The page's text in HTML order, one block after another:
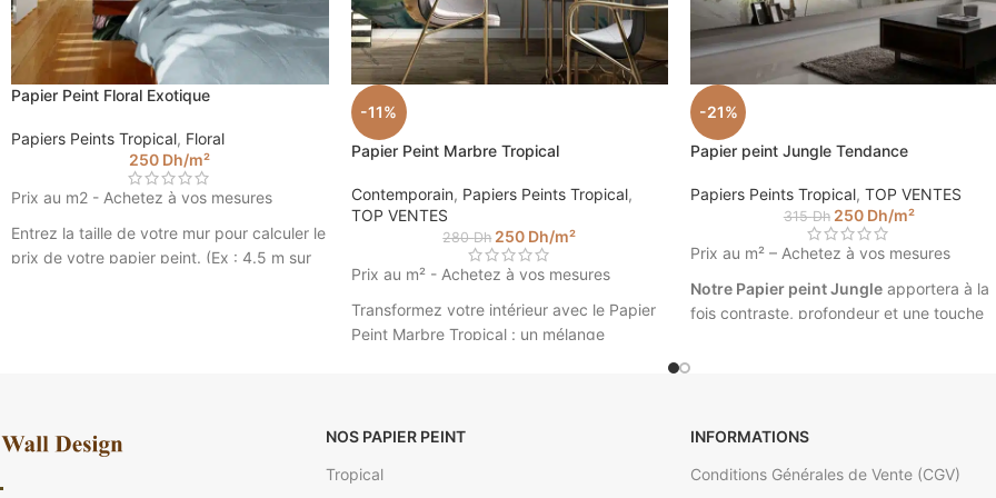
Papier Peint Floral Exotique
Papiers Peints Tropical, Floral
250 Dh/m²
Prix au m2 - Achetez à vos mesures
Entrez la taille de votre mur pour calculer le
prix de votre papier peint. (Ex : 4.5 m sur
-11%
Papier Peint Marbre Tropical
Contemporain, Papiers Peints Tropical,
TOP VENTES
280Dh 250 Dh/m²
Prix au m² - Achetez à vos mesures
Transformez votre intérieur avec le Papier
Peint Marbre Tropical : un mélange
élégance et originalité. Découvrez
transformer votre espace dès maintenant !
-21%
Papier peint Jungle Tendance
Papiers Peints Tropical, TOP VENTES
315Dh 250 Dh/m²
Prix au m² – Achetez à vos mesures
Notre Papier peint Jungle apportera à la
fois contraste, profondeur et une touche
Walldesign
* Veuillez insérer vos mesures pour calculer
NOS PAPIER PEINT
Tropical
INFORMATIONS
Conditions Générales de Vente (CGV)